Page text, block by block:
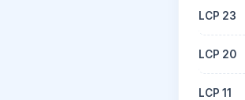
LCP 23
LCP 20
LCP 11